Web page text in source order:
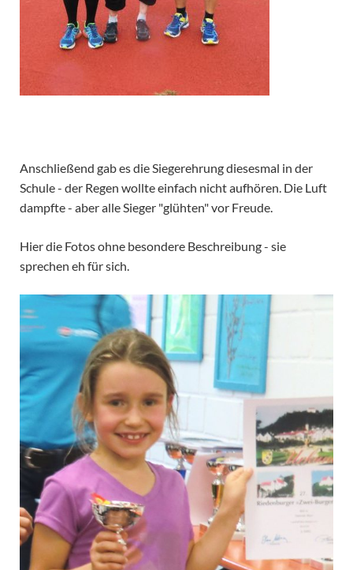
Anschließend gab es die Siegerehrung diesesmal in der
Schule - der Regen wollte einfach nicht aufhören. Die Luft
dampfte - aber alle Sieger "glühten" vor Freude.
Hier die Fotos ohne besondere Beschreibung - sie
sprechen eh für sich.